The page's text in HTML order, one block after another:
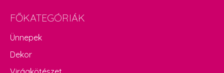
FŐKATEGÓRIÁK
Ünnepek
Dekor